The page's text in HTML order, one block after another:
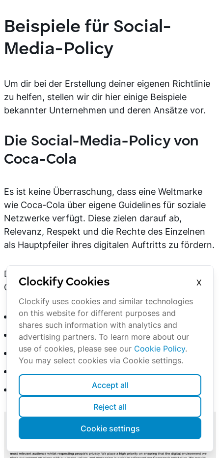
Beispiele für Social-
Media-Policy
Um dir bei der Erstellung deiner eigenen Richtlinie
zu helfen, stellen wir dir hier einige Beispiele
bekannter Unternehmen und deren Ansätze vor.
Die Social-Media-Policy von
Coca-Cola
Es ist keine Überraschung, dass eine Weltmarke
wie Coca-Cola über eigene Guidelines für soziale
Netzwerke verfügt. Diese zielen darauf ab,
Relevanz, Respekt und die Rechte des Einzelnen
als Hauptpfeiler ihres digitalen Auftritts zu fördern.
Die Richtlinie basiert auf mehreren
Grundprinzipien, wie zum Beispiel:
Qualität sicherstellen,
Respekt fördern,
Menschen schützen,
Transparenz schaffen
Clockify Cookies
X
Clockify uses cookies and similar technologies
on this website for different purposes and
shares such information with analytics and
advertising partners. To learn more about our
use of cookies, please see our Cookie Policy.
You may select cookies via Cookie settings.
Accept all
Reject all
Cookie settings